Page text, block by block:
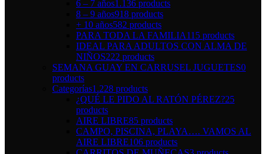
6 – 7 años1.136 products
8 – 9 años918 products
+ 10 años582 products
PARA TODA LA FAMILIA115 products
IDEAL PARA ADULTOS CON ALMA DE
NIÑOS222 products
SEMANA GUAY EN CARRUSEL JUGUETES0
products
Categorías1.228 products
¿QUÉ LE PIDO AL RATÓN PÉREZ?25
products
AIRE LIBRE85 products
CAMPO, PISCINA, PLAYA…. VAMOS AL
AIRE LIBRE106 products